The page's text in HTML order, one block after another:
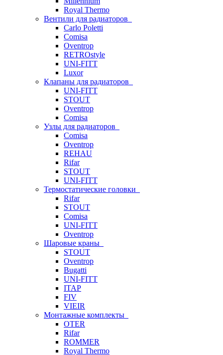
Royal Thermo
Вентили для радиаторов
Carlo Poletti
Comisa
Oventrop
RETROstyle
UNI-FITT
Luxor
Клапаны для радиаторов
UNI-FITT
STOUT
Oventrop
Comisa
Узлы для радиаторов
Comisa
Oventrop
REHAU
Rifar
STOUT
UNI-FITT
Термостатические головки
Rifar
STOUT
Comisa
UNI-FITT
Oventrop
Шаровые краны
STOUT
Oventrop
Bugatti
UNI-FITT
ITAP
FIV
VIEIR
Монтажные комплекты
OTER
Rifar
ROMMER
Royal Thermo